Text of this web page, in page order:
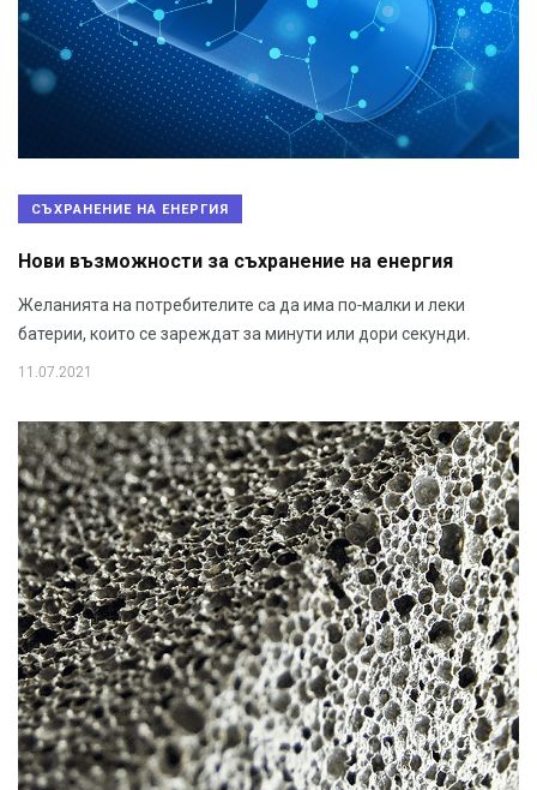
СЪХРАНЕНИЕ НА ЕНЕРГИЯ
Нови възможности за съхранение на енергия
Желанията на потребителите са да има по-малки и леки
батерии, които се зареждат за минути или дори секунди.
11.07.2021